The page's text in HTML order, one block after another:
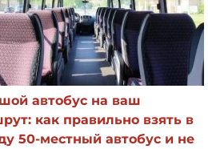
автобус на ваш
как правильно взять в
50-местный автобус и не